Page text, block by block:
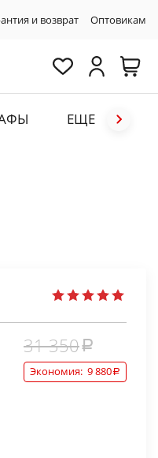
и возврат Оптовикам
ЕЩЕ
31 350
Экономия: 9 880